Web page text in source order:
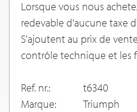
Lorsque vous nous
redevable d'aucune taxe
S'ajoutent au prix de
contrôle technique et les
Ref. nr.:
t6340
Marque:
Triumph